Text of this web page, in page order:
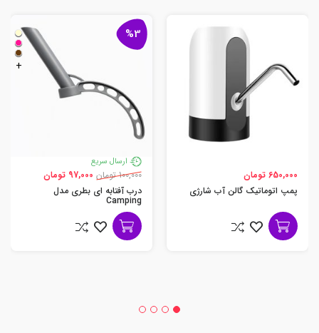
650,000 تومان
پمپ اتوماتیک گالن آب شارژی
%3
+
ارسال سریع
100,000 تومان
97,000 تومان
درب آفتابه ای بطری مدل
Camping